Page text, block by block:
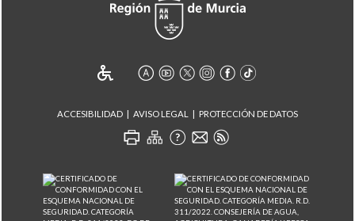
ACCESIBILIDAD AVISO LEGAL PROTECCIÓN DE DATOS